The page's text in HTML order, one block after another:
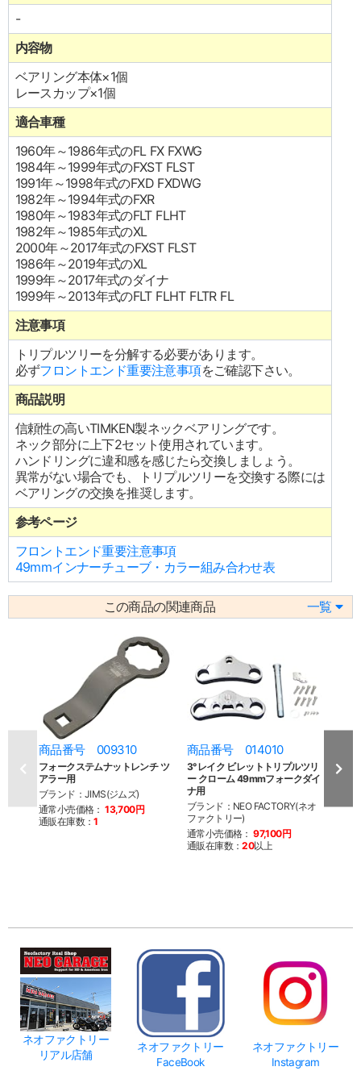
-
内容物
ベアリング本体×1個
レースカップ×1個
適合車種
1960年～1986年式のFL FX FXWG
1984年～1999年式のFXST FLST
1991年～1998年式のFXD FXDWG
1982年～1994年式のFXR
1980年～1983年式のFLT FLHT
1982年～1985年式のXL
2000年～2017年式のFXST FLST
1986年～2019年式のXL
1999年～2017年式のダイナ
1999年～2013年式のFLT FLHT FLTR FL
注意事項
トリプルツリーを分解する必要があります。
必ずフロントエンド重要注意事項をご確認下さい。
商品説明
信頼性の高いTIMKEN製ネックベアリングです。
ネック部分に上下2セット使用されています。
ハンドリングに違和感を感じたら交換しましょう。
異常がない場合でも、トリプルツリーを交換する際には
ベアリングの交換を推奨します。
参考ページ
フロントエンド重要注意事項
49mmインナーチューブ・カラー組み合わせ表
この商品の関連商品 一覧
商品番号 009310
フォークステムナットレンチ ツ
アラー用
ブランド：JIMS(ジムズ)
通常小売価格： 13,700円
通販在庫数：1
商品番号 014010
3°レイク ビレットトリプルツリ
ー クローム 49mmフォークダイ
ナ用
ブランド：NEO FACTORY(ネオ
ファクトリー)
通常小売価格： 97,100円
通販在庫数：20以上
3°レ
ブラ
ネオファクトリー
リアル店舗
ネオファクトリー
FaceBook
ネオファクトリー
Instagram